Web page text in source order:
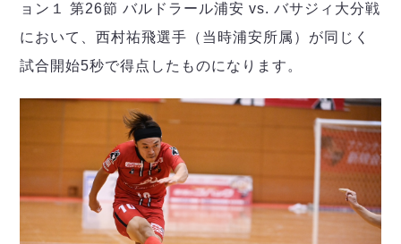
メットライフ生命Ｆリーグカップ 2026
試合日程・結果
大会概要
過去の記録
リガーレヴィア葛飾
Y．S．C．C．横浜
ヴィンセドール白山
デウソン神戸
ポルセイド浜田
ミラクルスマイル新居浜
記念ゴール
ハットトリック
担当審判員
選手の通算記録（Ｆ１）
エスポラーダ北海道
バルドラール浦安
フウガドールすみだ
しながわシティ
DIVISION02
ョン１ 第26節 バルドラール浦安 vs. バサジィ大分戦
において、西村祐飛選手（当時浦安所属）が同じく
試合開始5秒で得点したものになります。